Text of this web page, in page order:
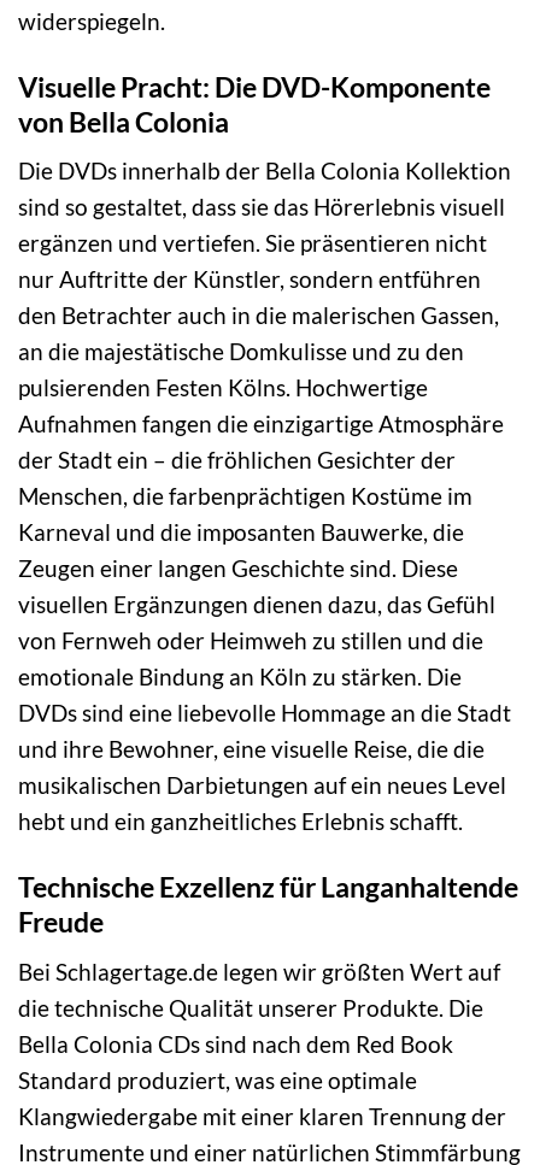
widerspiegeln.
Visuelle Pracht: Die DVD-Komponente
von Bella Colonia
Die DVDs innerhalb der Bella Colonia Kollektion
sind so gestaltet, dass sie das Hörerlebnis visuell
ergänzen und vertiefen. Sie präsentieren nicht
nur Auftritte der Künstler, sondern entführen
den Betrachter auch in die malerischen Gassen,
an die majestätische Domkulisse und zu den
pulsierenden Festen Kölns. Hochwertige
Aufnahmen fangen die einzigartige Atmosphäre
der Stadt ein – die fröhlichen Gesichter der
Menschen, die farbenprächtigen Kostüme im
Karneval und die imposanten Bauwerke, die
Zeugen einer langen Geschichte sind. Diese
visuellen Ergänzungen dienen dazu, das Gefühl
von Fernweh oder Heimweh zu stillen und die
emotionale Bindung an Köln zu stärken. Die
DVDs sind eine liebevolle Hommage an die Stadt
und ihre Bewohner, eine visuelle Reise, die die
musikalischen Darbietungen auf ein neues Level
hebt und ein ganzheitliches Erlebnis schafft.
Technische Exzellenz für Langanhaltende
Freude
Bei Schlagertage.de legen wir größten Wert auf
die technische Qualität unserer Produkte. Die
Bella Colonia CDs sind nach dem Red Book
Standard produziert, was eine optimale
Klangwiedergabe mit einer klaren Trennung der
Instrumente und einer natürlichen Stimmfärbung